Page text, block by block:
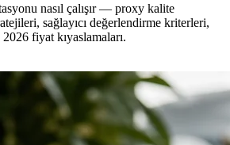
nasıl çalışır — proxy kalite
sağlayıcı değerlendirme kriterleri,
fiyat kıyaslamaları.